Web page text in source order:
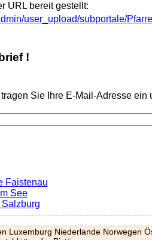
URL bereit gestellt:
user_upload/subportale/
!
Sie Ihre E-Mail-Adresse
Faistenau
See
Luxemburg Niederlande Norwegen